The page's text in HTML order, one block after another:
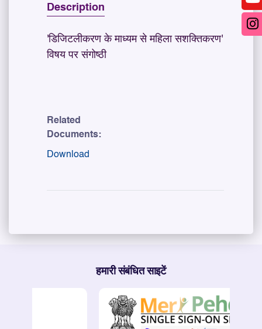
Description
'डिजिटलीकरण के माध्यम से महिला सशक्तिकरण'
विषय पर संगोष्ठी
Related
Documents:
Download
हमारी संबंधित साइटें